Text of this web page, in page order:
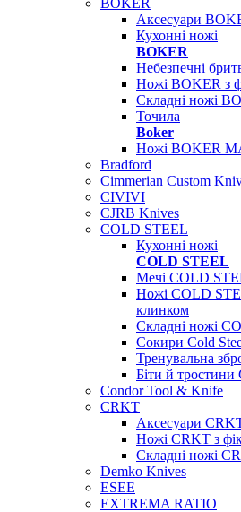
Аксесуари
Кухонні ножі
BOKER
Небезпечні
Ножі BOKER з
Складні ножі
Точила
Boker
Ножі BOKER
Bradford
Cimmerian Custom
CIVIVI
CJRB Knives
COLD STEEL
Кухонні ножі
COLD STEEL
Мечі COLD
Ножі COLD
клинком
Складні ножі
Сокири Cold
Тренувальна
Біти й тростини
Condor Tool & Knife
CRKT
Аксесуари
Ножі CRKT з
Складні ножі
Demko Knives
ESEE
EXTREMA RATIO